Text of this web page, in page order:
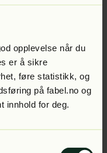
opplevelse når du
er å sikre
føre statistikk, og
på fabel.no og
innhold for deg.